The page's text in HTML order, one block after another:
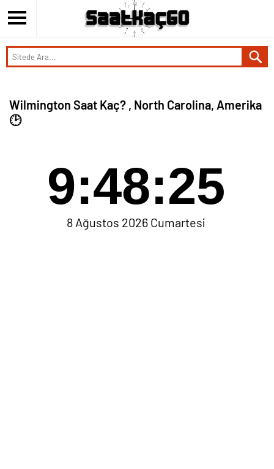
Wilmington Saat Kaç? , North Carolina, Amerika
🕑
9:48:26
8 Ağustos 2026 Cumartesi